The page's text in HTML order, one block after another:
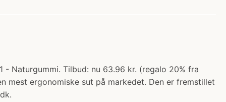
- Naturgummi. Tilbud: nu 63.96 kr. (regalo 20% fra
mest ergonomiske sut på markedet. Den er fremstillet